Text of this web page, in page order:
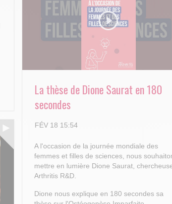
La thèse de Dione Saurat en 180
secondes
FÉV 18 15:54
A l'occasion de la journée mondiale des
femmes et filles de sciences, nous
mettre en lumière Dione Saurat,
Arthritis R&D.
Dione nous explique en 180 secondes sa